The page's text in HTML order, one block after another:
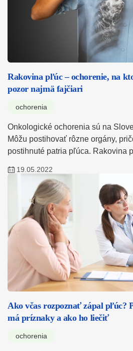
Rakovina pľúc – ochorenie, na
pozor najmä fajčiari
ochorenia
Onkologické ochorenia sú na
Môžu postihovať rôzne orgány,
postihnuté patria pľúca. Rakovina
19.05.2022
Ako včas rozpoznať zápal pľúc?
má príznaky a ako ho liečiť
ochorenia